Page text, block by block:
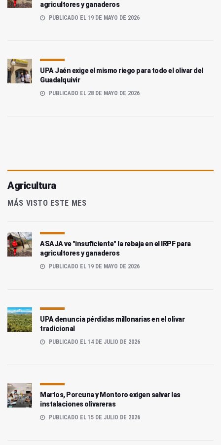
agricultores y ganaderos
PUBLICADO EL 19 DE MAYO DE 2026
UPA Jaén exige el mismo riego para todo el olivar del
Guadalquivir
PUBLICADO EL 28 DE MAYO DE 2026
Agricultura
MÁS VISTO ESTE MES
ASAJA ve "insuficiente" la rebaja en el IRPF para
agricultores y ganaderos
PUBLICADO EL 19 DE MAYO DE 2026
UPA denuncia pérdidas millonarias en el olivar
tradicional
PUBLICADO EL 14 DE JULIO DE 2026
Martos, Porcuna y Montoro exigen salvar las
instalaciones olivareras
PUBLICADO EL 15 DE JULIO DE 2026